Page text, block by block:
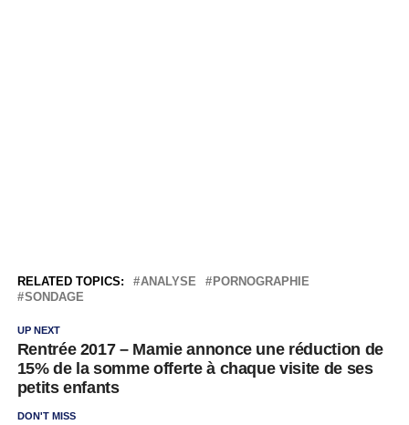
RELATED TOPICS: ANALYSE
PORNOGRAPHIE
SONDAGE
UP NEXT
Rentrée 2017 – Mamie annonce une réduction de
15% de la somme offerte à chaque visite de ses
petits enfants
DON'T MISS